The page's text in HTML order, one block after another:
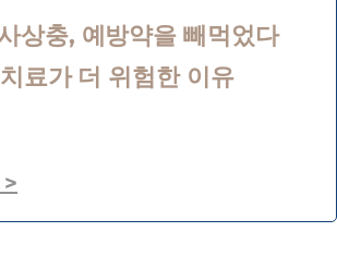
상충, 예방약을 빼먹었다
료가 더 위험한 이유